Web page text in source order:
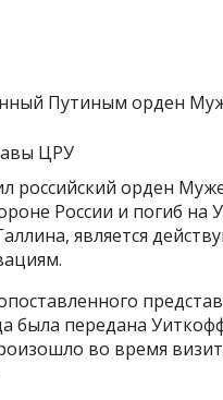
Путиным орден
орден
России и погиб на
является
была передана
во время